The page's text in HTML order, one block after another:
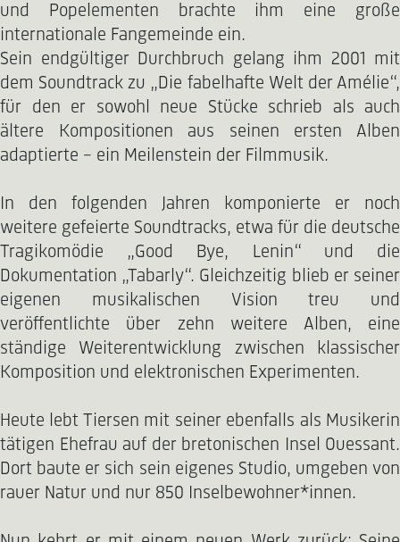
und Popelementen brachte ihm eine große
internationale Fangemeinde ein.
Sein endgültiger Durchbruch gelang ihm 2001 mit
dem Soundtrack zu „Die fabelhafte Welt der Amélie“,
für den er sowohl neue Stücke schrieb als auch
ältere Kompositionen aus seinen ersten Alben
adaptierte – ein Meilenstein der Filmmusik.
In den folgenden Jahren komponierte er noch
weitere gefeierte Soundtracks, etwa für die deutsche
Tragikomödie „Good Bye, Lenin“ und die
Dokumentation „Tabarly“. Gleichzeitig blieb er seiner
eigenen musikalischen Vision treu und
veröffentlichte über zehn weitere Alben, eine
ständige Weiterentwicklung zwischen klassischer
Komposition und elektronischen Experimenten.
Heute lebt Tiersen mit seiner ebenfalls als Musikerin
tätigen Ehefrau auf der bretonischen Insel Ouessant.
Dort baute er sich sein eigenes Studio, umgeben von
rauer Natur und nur 850 Inselbewohner*innen.